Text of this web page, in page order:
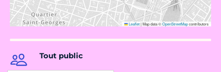
Leaflet|Map data ©OpenStreetMapcontributors
Tout public